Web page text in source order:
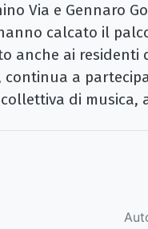
Via e Gennaro
calcato il
anche ai residenti
continua a
di musica,